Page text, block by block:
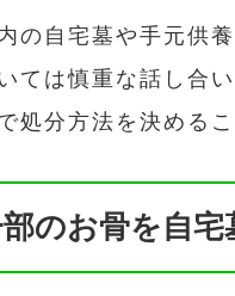
の自宅墓や手元供
ては慎重な話し合
処分方法を決める
のお骨を自